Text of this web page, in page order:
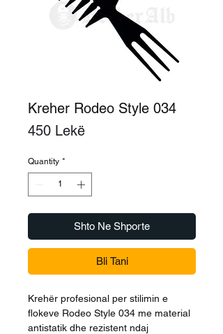
Kreher Rodeo Style 034
450 LekëPrice
Quantity *
Shto Ne Shporte
Bli Tani
Krehër profesional per stilimin e
flokeve Rodeo Style 034 me material
antistatik dhe rezistent ndaj